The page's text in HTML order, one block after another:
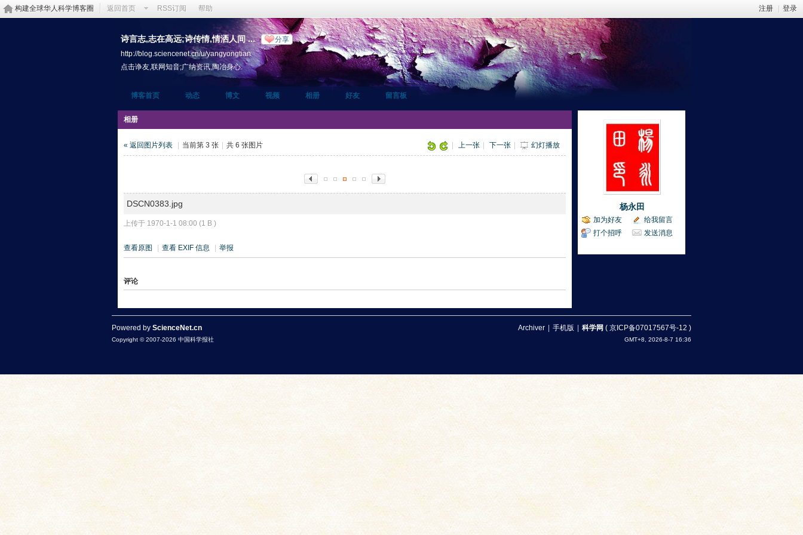
注册 登录
构建全球华人科学博客圈 返回首页 RSS订阅 帮助
诗言志,志在高远;诗传情,情洒人间 ... 分享
http://blog.sciencenet.cn/u/yangyongtian
点击诤友,联网知音;广纳资讯,陶冶身心.
博客首页 动态 博文 视频 相册 好友 留言板
相册
上一张 下一张 幻灯播放
« 返回图片列表 当前第 3 张 共 6 张图片
DSCN0383.jpg
上传于 1970-1-1 08:00 (1 B )
查看原图 查看 EXIF 信息 举报
评论
杨永田
加为好友
给我留言
打个招呼
发送消息
Archiver 手机版 科学网 ( 京ICP备07017567号-12 )
GMT+8, 2026-8-7 16:36
Powered by ScienceNet.cn
Copyright © 2007-2026 中国科学报社